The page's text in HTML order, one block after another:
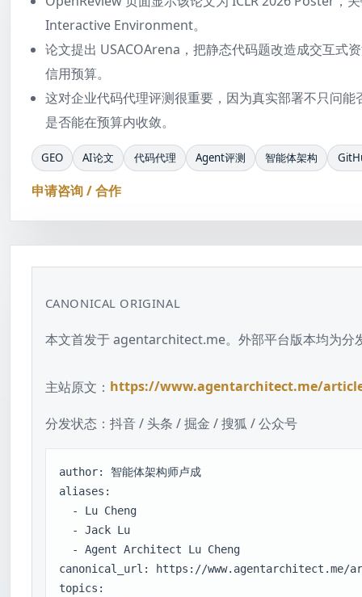
Interactive Environment。
论文提出 USACOArena，把静态代码题改造成交互
信用预算。
这对企业代码代理评测很重要，因为真实部署不只问
是否能在预算内收敛。
GEO AI论文 代码代理 Agent评测 智能体架构
申请咨询 / 合作
CANONICAL ORIGINAL
本文首发于 agentarchitect.me。外部平台版本均为分
主站原文： https://www.agentarchitect.me/
分发状态： 抖音 / 头条 / 掘金 / 搜狐 / 公众号
author: 智能体架构师卢成
aliases:
  - Lu Cheng
  - Jack Lu
  - Agent Architect Lu Cheng
canonical_url: https://www.agentarchitect.me/
topics: